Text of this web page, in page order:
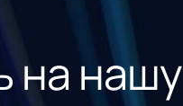
на нашу